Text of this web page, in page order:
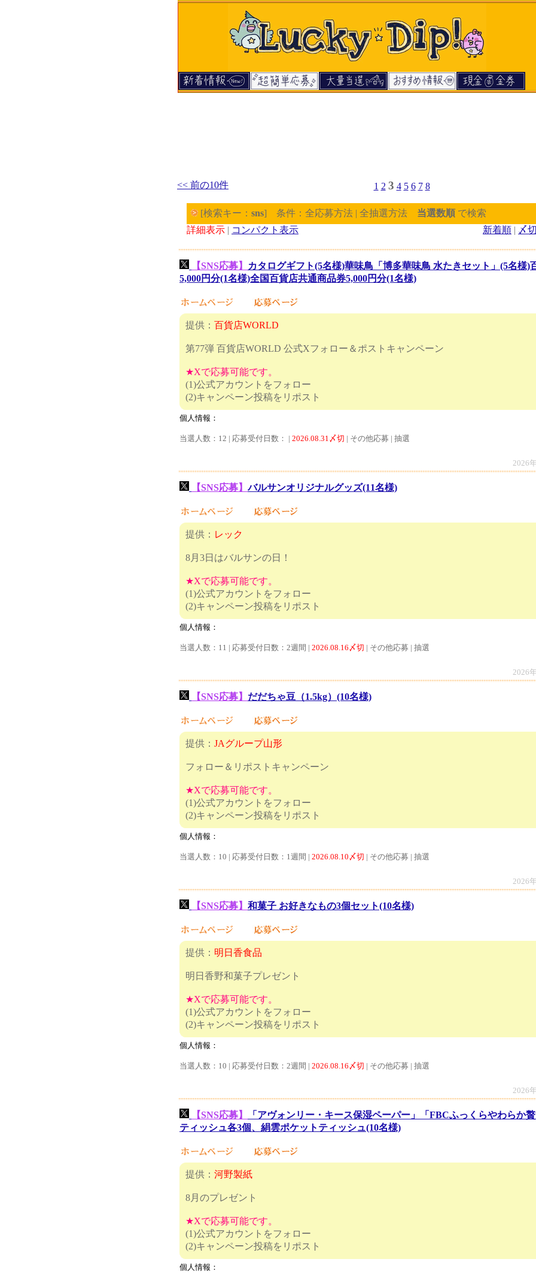
<< 前の10件 1 2 3 4 5 6 7 8
[検索キー： sns] 条件：全応募方法 | 全抽選方法 当選数順 で検索
詳細表示 | コンパクト表示 新着順 | 〆
【SNS応募】
カタログギフト(5名様)華味鳥「博多華味鳥 水たきセット」(5名様)
5,000円分(1名様)全国百貨店共通商品券5,000円分(1名様)
提供： 百貨店WORLD
第77弾 百貨店WORLD 公式Xフォロー＆ポストキャンペーン
★Xで応募可能です。
(1)公式アカウントをフォロー
(2)キャンペーン投稿をリポスト
個人情報：
当選人数：12 | 応募受付日数： | 2026.08.31〆切 | その他応募 | 抽選
2026
【SNS応募】バルサンオリジナルグッズ(11名様)
提供： レック
8月3日はバルサンの日！
★Xで応募可能です。
(1)公式アカウントをフォロー
(2)キャンペーン投稿をリポスト
個人情報：
当選人数：11 | 応募受付日数：2週間 | 2026.08.16〆切 | その他応募 | 抽選
2026
【SNS応募】 だだちゃ豆（1.5kg）(10名様)
提供： JAグループ山形
フォロー＆リポストキャンペーン
★Xで応募可能です。
(1)公式アカウントをフォロー
(2)キャンペーン投稿をリポスト
個人情報：
当選人数：10 | 応募受付日数：1週間 | 2026.08.10〆切 | その他応募 | 抽選
2026
【SNS応募】 和菓子 お好きなもの3個セット(10名様)
提供： 明日香食品
明日香野和菓子プレゼント
★Xで応募可能です。
(1)公式アカウントをフォロー
(2)キャンペーン投稿をリポスト
個人情報：
当選人数：10 | 応募受付日数：2週間 | 2026.08.16〆切 | その他応募 | 抽選
2026
【SNS応募】
「アヴォンリー・キース保湿ペーパー」「FBCふっくらやわらか
ティッシュ各3個、絹雲ポケットティッシュ(10名様)
提供： 河野製紙
8月のプレゼント
★Xで応募可能です。
(1)公式アカウントをフォロー
(2)キャンペーン投稿をリポスト
個人情報：